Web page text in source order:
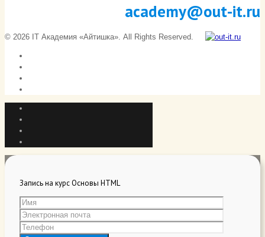
academy@out-it.ru
© 2026 IT Академия «Айтишка». All Rights Reserved.
Запись на курс Основы HTML